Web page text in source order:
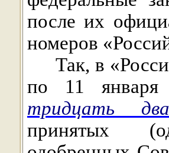
после их
номеров
Так, в
по 11
тридцать
принятых